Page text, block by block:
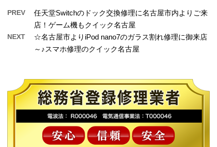
PREV
任天堂Switchのドック交換修理に名古屋市内よりご来
店！ゲーム機もクイック名古屋
NEXT
☆名古屋市よりiPod nano7のガラス割れ修理に御来店
～♪スマホ修理のクイック名古屋